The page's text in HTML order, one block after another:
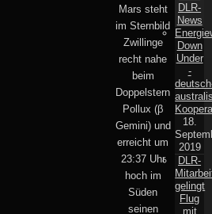
Mars steht
im Sternbild
Zwillinge
recht nahe
beim
Doppelstern
Pollux (β
Gemini) und
erreicht um
23:37 Uhr
hoch im
Süden
seinen
DLR-
News
Down
Under
-
18.
2019
DLR-
gelingt
Flug
mit